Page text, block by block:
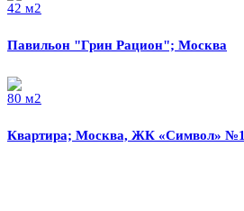
42 м2
Павильон "Грин Рацион"; Москва
80 м2
Квартира; Москва, ЖК «Символ» №1